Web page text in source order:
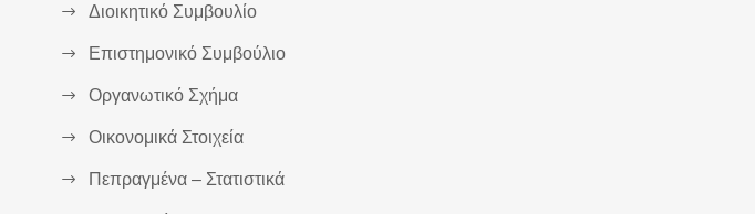
Διοικητικό Συμβουλίο
Επιστημονικό Συμβούλιο
Οργανωτικό Σχήμα
Οικονομικά Στοιχεία
Πεπραγμένα – Στατιστικά